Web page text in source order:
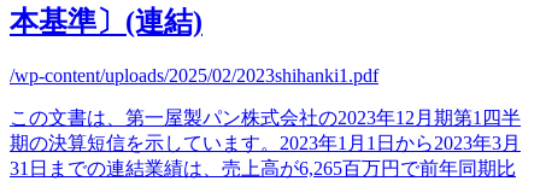
本基準〕(連結)
/wp-content/uploads/2025/02/2023shihanki1.pdf
この文書は、第一屋製パン株式会社の2023年12月期第1四半
期の決算短信を示しています。2023年1月1日から2023年3月
31日までの連結業績は、売上高が6,265百万円で前年同期比